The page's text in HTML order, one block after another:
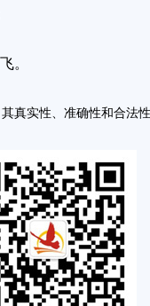
。
真实性、准确性和合法